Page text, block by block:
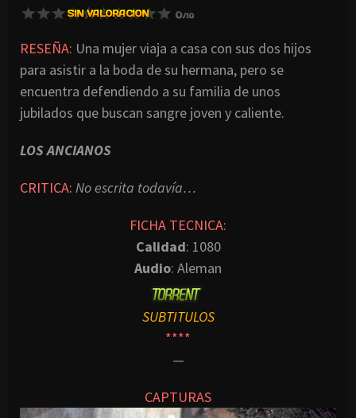
RESEÑA: Una mujer viaja a casa con sus dos hijos
para asistir a la boda de su hermana, pero se
encuentra defendiendo a su familia de unos
jubilados que buscan sangre joven y caliente.
LOS ANCIANOS
CRITICA: No escrita todavía…
FICHA TECNICA:
Calidad: 1080
Audio: Aleman
SUBTITULOS
****
—
CAPTURAS